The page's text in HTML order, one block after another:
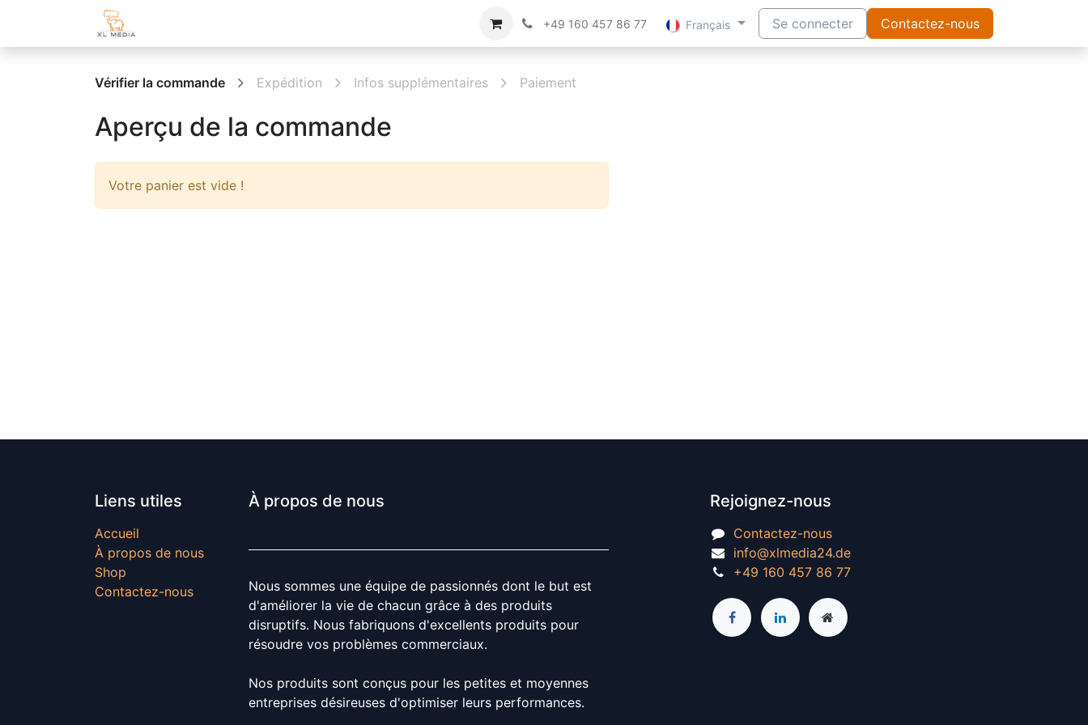
Imprimer À propos de nous
+49 160 457 86 77 Français Se connecter Contactez-nous
Vérifier la commande Expédition Infos supplémentaires Paiement
Aperçu de la commande
Votre panier est vide !
Liens utiles
Accueil
À propos de nous
Shop
Contactez-nous
À propos de nous
Nous sommes une équipe de passionnés dont le but est
d'améliorer la vie de chacun grâce à des produits
disruptifs. Nous fabriquons d'excellents produits pour
résoudre vos problèmes commerciaux.
Nos produits sont conçus pour les petites et moyennes
entreprises désireuses d'optimiser leurs performances.
Rejoignez-nous
Contactez-nous
info@xlmedia24.de
+49 160 457 86 77